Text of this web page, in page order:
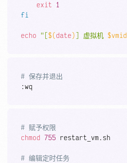
exit 1
fi
echo "[$(date)] 虚拟机 $vmid
# 保存并退出
# 赋予权限
chmod 755 restart_vm.sh
# 编辑定时任务